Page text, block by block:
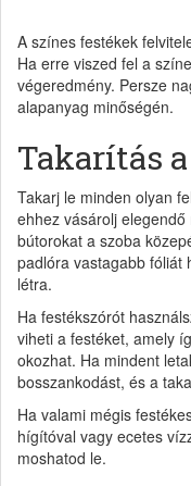
A színes festékek
Ha erre viszed fel a
végeredmény. Persze
alapanyag minőségén.
Takarítás
Takarj le minden olyan
ehhez vásárolj
bútorokat a szoba
padlóra vastagabb fóliát
létra.
Ha festékszórót
viheti a festéket, amely
okozhat. Ha mindent
bosszankodást, és a
Ha valami mégis
hígítóval vagy ecetes
moshatod le.